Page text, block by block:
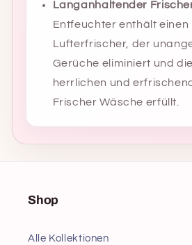
Langanhaltender
Entfeuchter enthält
Lufterfrischer, der
Gerüche eliminiert und
herrlichen und
Frischer Wäsche erfüllt.
Shop
Alle Kollektionen